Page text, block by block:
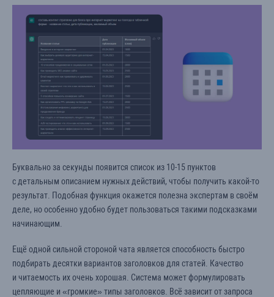
Буквально за секунды появится список из 10-15 пунктов
с детальным описанием нужных действий, чтобы получить какой-то
результат. Подобная функция окажется полезна экспертам в своём
деле, но особенно удобно будет пользоваться такими подсказками
начинающим.
Ещё одной сильной стороной чата является способность быстро
подбирать десятки вариантов заголовков для статей. Качество
и читаемость их очень хорошая. Система может формулировать
цепляющие и «громкие» типы заголовков. Всё зависит от запроса